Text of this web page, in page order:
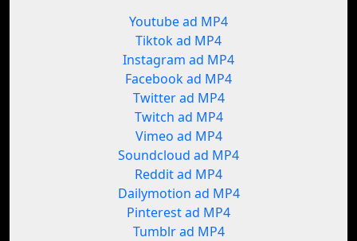
Youtube ad MP4
Tiktok ad MP4
Instagram ad MP4
Facebook ad MP4
Twitter ad MP4
Twitch ad MP4
Vimeo ad MP4
Soundcloud ad MP4
Reddit ad MP4
Dailymotion ad MP4
Pinterest ad MP4
Tumblr ad MP4